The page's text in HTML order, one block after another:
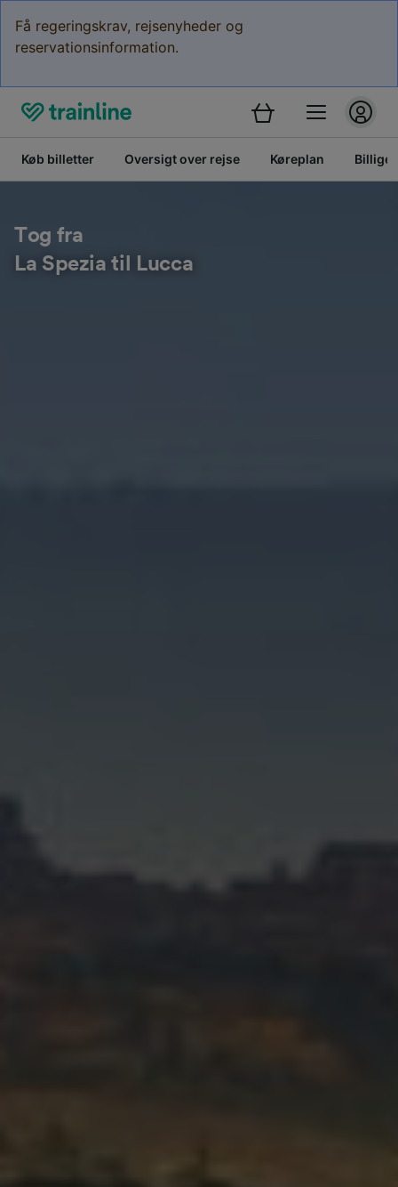
Få regeringskrav, rejsenyheder og
reservationsinformation.
Køb billetter Oversigt over rejse Køreplan Billige
Tog fra
La Spezia til Lucca